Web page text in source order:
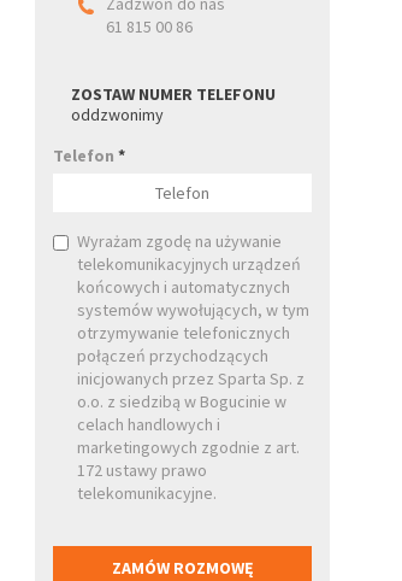
61 815 00 86
ZOSTAW NUMER TELEFONU
oddzwonimy
Telefon*
Wyrażam zgodę na używanie
telekomunikacyjnych urządzeń
końcowych i automatycznych
systemów wywołujących, w tym
otrzymywanie telefonicznych
połączeń przychodzących
inicjowanych przez Sparta Sp. z
o.o. z siedzibą w Bogucinie w
celach handlowych i
marketingowych zgodnie z art.
172 ustawy prawo
telekomunikacyjne.